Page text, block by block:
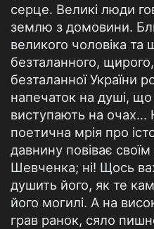
серце. Великі люди
землю з домовини.
великого чоловіка
безталанного,
безталанної України
напечаток на душі, що
виступають на очах...
поетична мрія про
давнину повіває
Шевченка; ні! Щось
душить його, як те
його могилі. А на
грав ранок, сяло